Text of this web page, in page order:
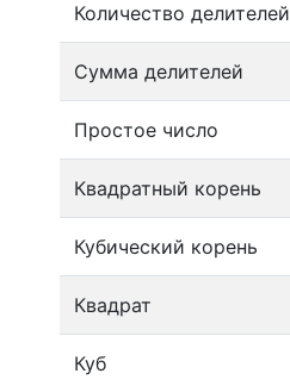
Количество делителей
Сумма делителей
Простое число
Квадратный корень
Кубический корень
Квадрат
Куб